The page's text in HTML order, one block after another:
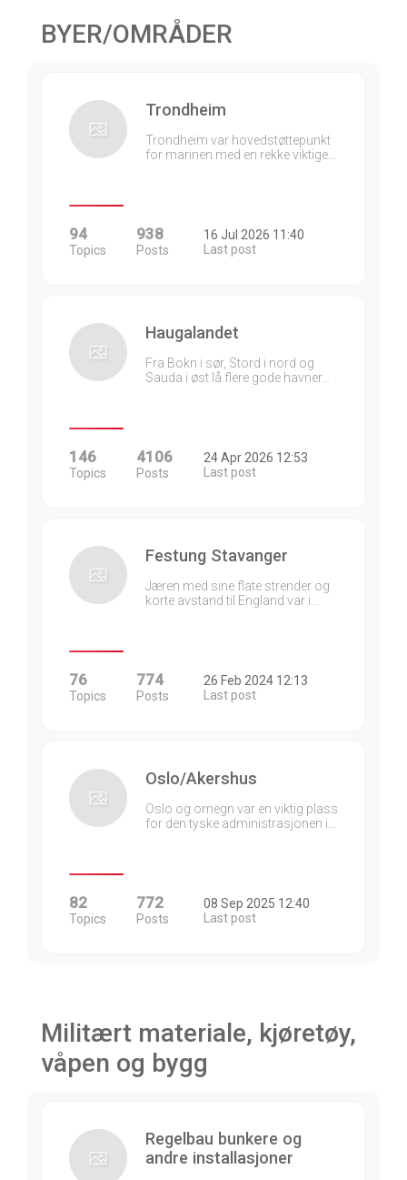
BYER/OMRÅDER
Trondheim
Trondheim var hovedstøttepunkt
for marinen med en rekke viktige…
94
Topics
938
Posts
16 Jul 2026 11:40
Last post
Haugalandet
Fra Bokn i sør, Stord i nord og
Sauda i øst lå flere gode havner…
146
Topics
4106
Posts
24 Apr 2026 12:53
Last post
Festung Stavanger
Jæren med sine flate strender og
korte avstand til England var i…
76
Topics
774
Posts
26 Feb 2024 12:13
Last post
Oslo/Akershus
Oslo og omegn var en viktig plass
for den tyske administrasjonen i…
82
Topics
772
Posts
08 Sep 2025 12:40
Last post
Militært materiale, kjøretøy,
våpen og bygg
Regelbau bunkere og
andre installasjoner